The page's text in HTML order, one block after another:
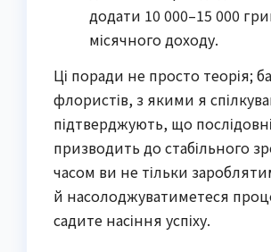
додати 10 000–15 000
місячного доходу.
Ці поради не просто теорія;
флористів, з якими я
підтверджують, що
призводить до стабільного
часом ви не тільки
й насолоджуватиметеся
садите насіння успіху.